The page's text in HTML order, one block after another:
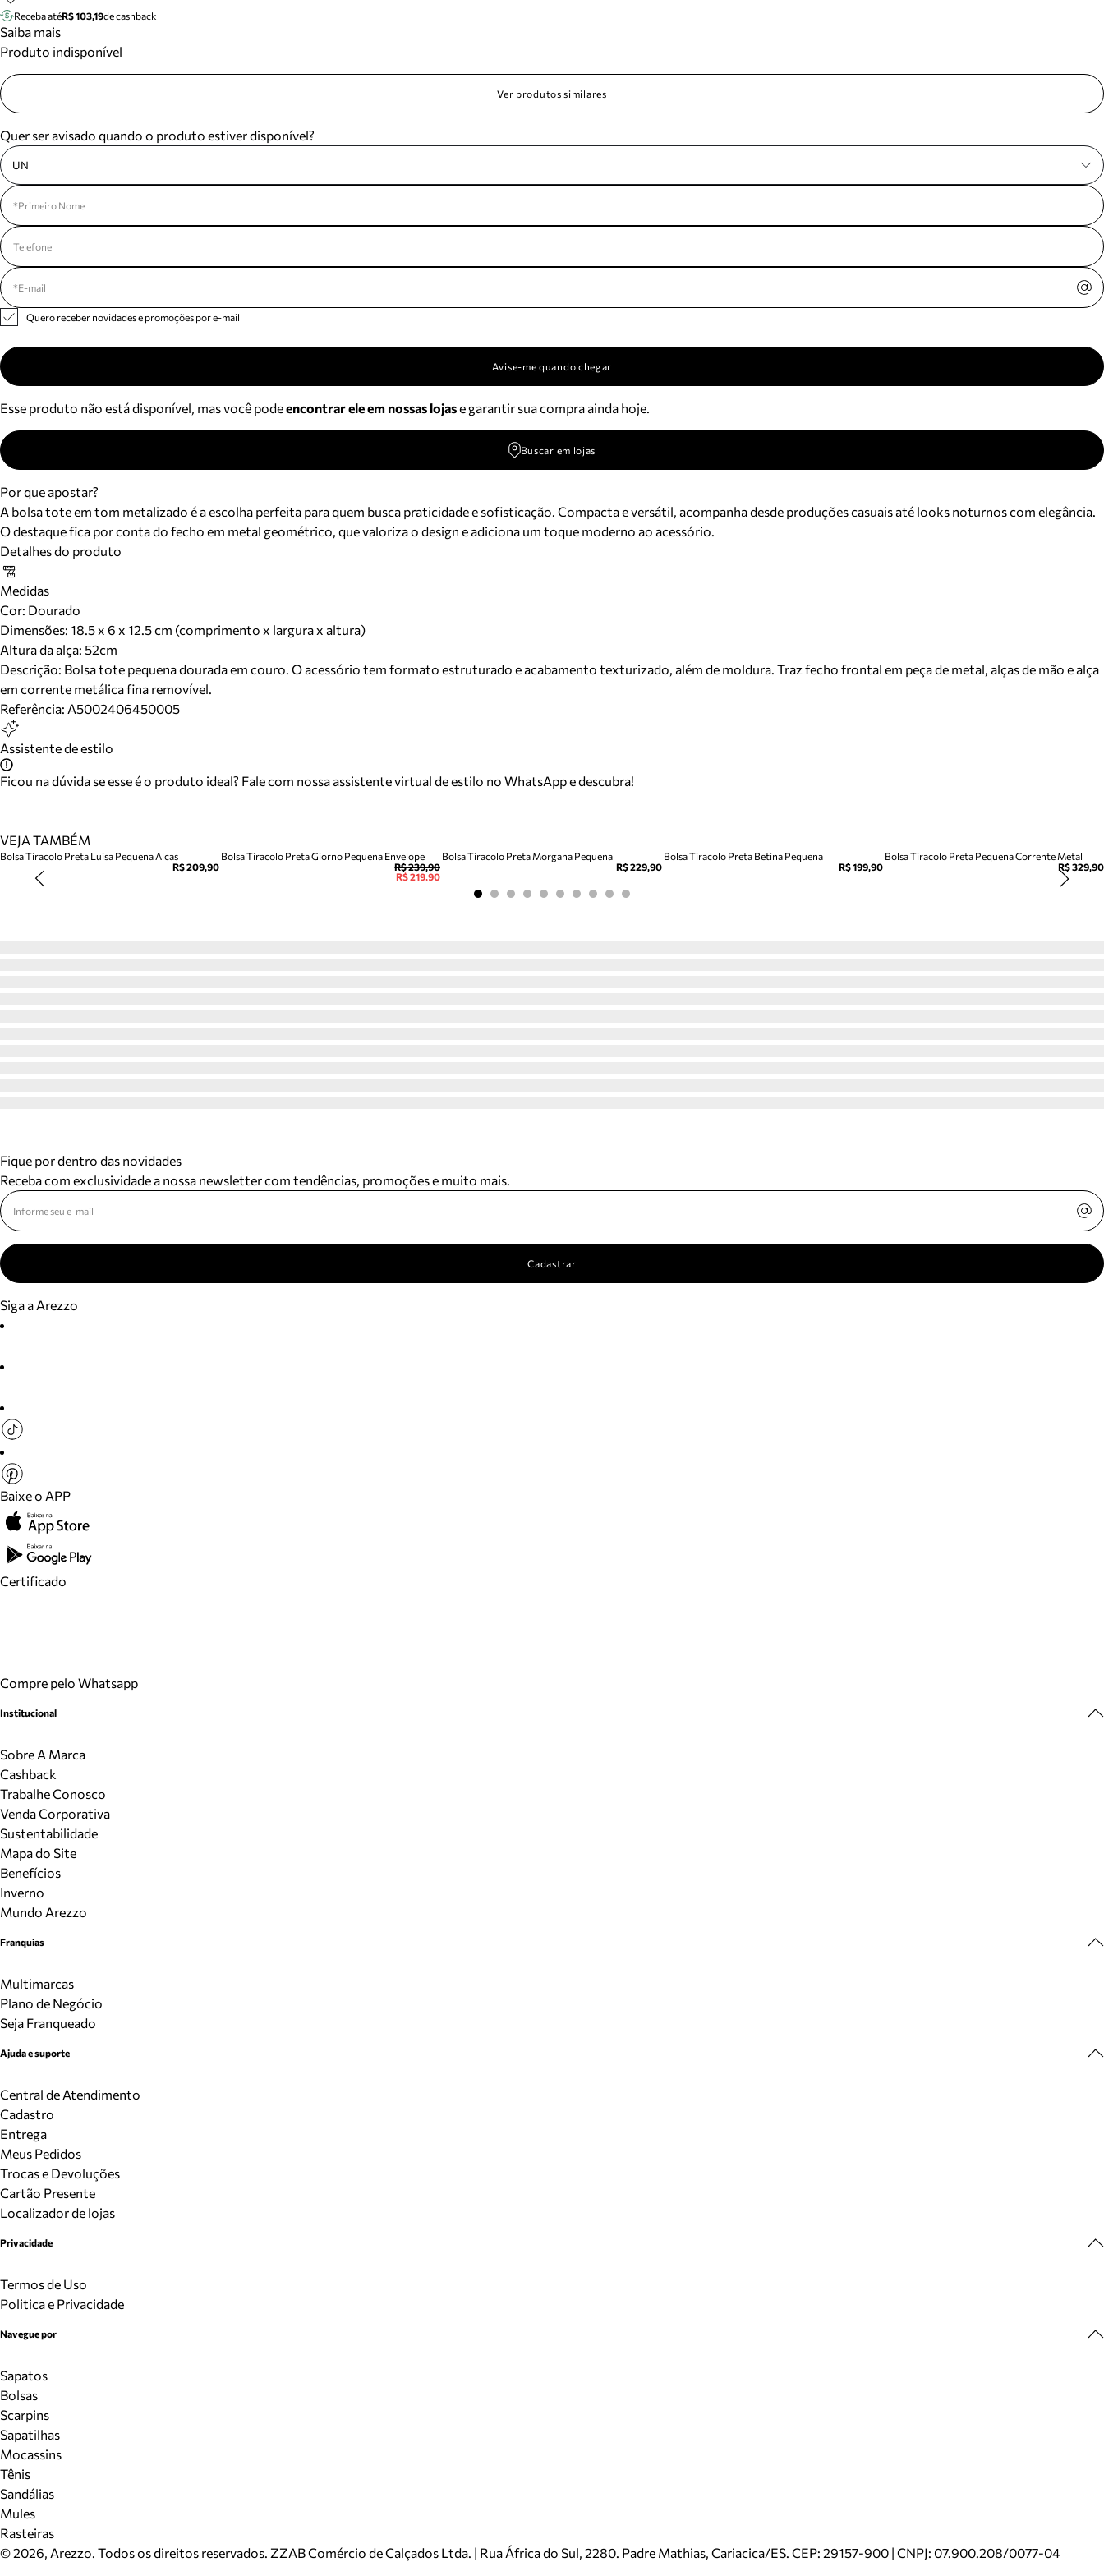
Meus pedidos
seus pedidos e
Receba atéR$ 103,19de cashback
Saiba mais
Produto indisponível
Ver produtos similares
Quer ser avisado quando o produto estiver disponível?
UN
Quero receber novidades e promoções por e-mail
Avise-me quando chegar
Esse produto não está disponível, mas você podeencontrar ele em nossas lojase garantir sua compra ainda hoje.
Buscar em lojas
Por que apostar?
A bolsa tote em tom metalizado é a escolha perfeita para quem busca praticidade e sofisticação. Compacta e versátil, acompanha desde produções casuais até looks noturnos com elegância.
O destaque fica por conta do fecho em metal geométrico, que valoriza o design e adiciona um toque moderno ao acessório.
Detalhes do produto
Medidas
Cor: Dourado
Dimensões: 18.5 x 6 x 12.5 cm (comprimento x largura x altura)
Altura da alça: 52cm
Descrição: Bolsa tote pequena dourada em couro. O acessório tem formato estruturado e acabamento texturizado, além de moldura. Traz fecho frontal em peça de metal, alças de mão e alça
em corrente metálica fina removível.
Referência: A5002406450005
Assistente de estilo
Ficou na dúvida se esse é o produto ideal? Fale com nossa assistente virtual de estilo no WhatsApp e descubra!
VEJA TAMBÉM
Bolsa Tiracolo Preta Luisa Pequena Alcas
R$ 209,90
Bolsa Tiracolo Preta Giorno Pequena Envelope
R$ 239,90
R$ 219,90
Bolsa Tiracolo Preta Morgana Pequena
R$ 229,90
Bolsa Tiracolo Preta Betina Pequena
R$ 199,90
Bolsa Tiracolo Preta Pequena Corrente Metal
R$ 329,90
Fique por dentro das novidades
Receba com exclusividade a nossa newsletter com tendências, promoções e muito mais.
Cadastrar
Siga a Arezzo
Baixe o APP
Certificado
Compre pelo Whatsapp
Institucional
Sobre A Marca
Cashback
Trabalhe Conosco
Venda Corporativa
Sustentabilidade
Mapa do Site
Benefícios
Inverno
Mundo Arezzo
Franquias
Multimarcas
Plano de Negócio
Seja Franqueado
Ajuda e suporte
Central de Atendimento
Cadastro
Entrega
Meus Pedidos
Trocas e Devoluções
Cartão Presente
Localizador de lojas
Privacidade
Termos de Uso
Politica e Privacidade
Navegue por
Sapatos
Bolsas
Scarpins
Sapatilhas
Mocassins
Tênis
Sandálias
Mules
Rasteiras
©2026, Arezzo. Todos os direitos reservados. ZZAB Comércio de Calçados Ltda. | Rua África do Sul, 2280. Padre Mathias, Cariacica/ES. CEP: 29157-900 | CNPJ: 07.900.208/0077-04